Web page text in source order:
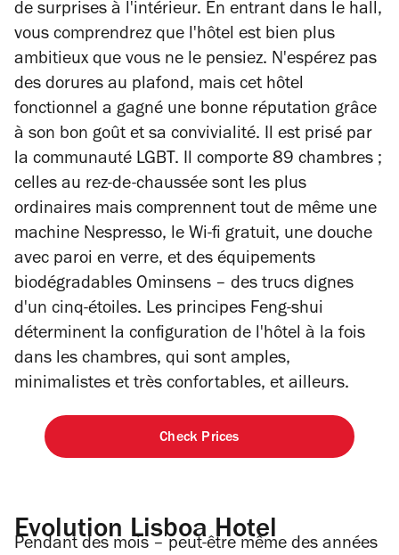
de surprises à l'intérieur. En entrant dans le hall,
vous comprendrez que l'hôtel est bien plus
ambitieux que vous ne le pensiez. N'espérez pas
des dorures au plafond, mais cet hôtel
fonctionnel a gagné une bonne réputation grâce
à son bon goût et sa convivialité. Il est prisé par
la communauté LGBT. Il comporte 89 chambres ;
celles au rez-de-chaussée sont les plus
ordinaires mais comprennent tout de même une
machine Nespresso, le Wi-fi gratuit, une douche
avec paroi en verre, et des équipements
biodégradables Ominsens – des trucs dignes
d'un cinq-étoiles. Les principes Feng-shui
déterminent la configuration de l'hôtel à la fois
dans les chambres, qui sont amples,
minimalistes et très confortables, et ailleurs.
Check Prices
Evolution Lisboa Hotel
Pendant des mois – peut-être même des années